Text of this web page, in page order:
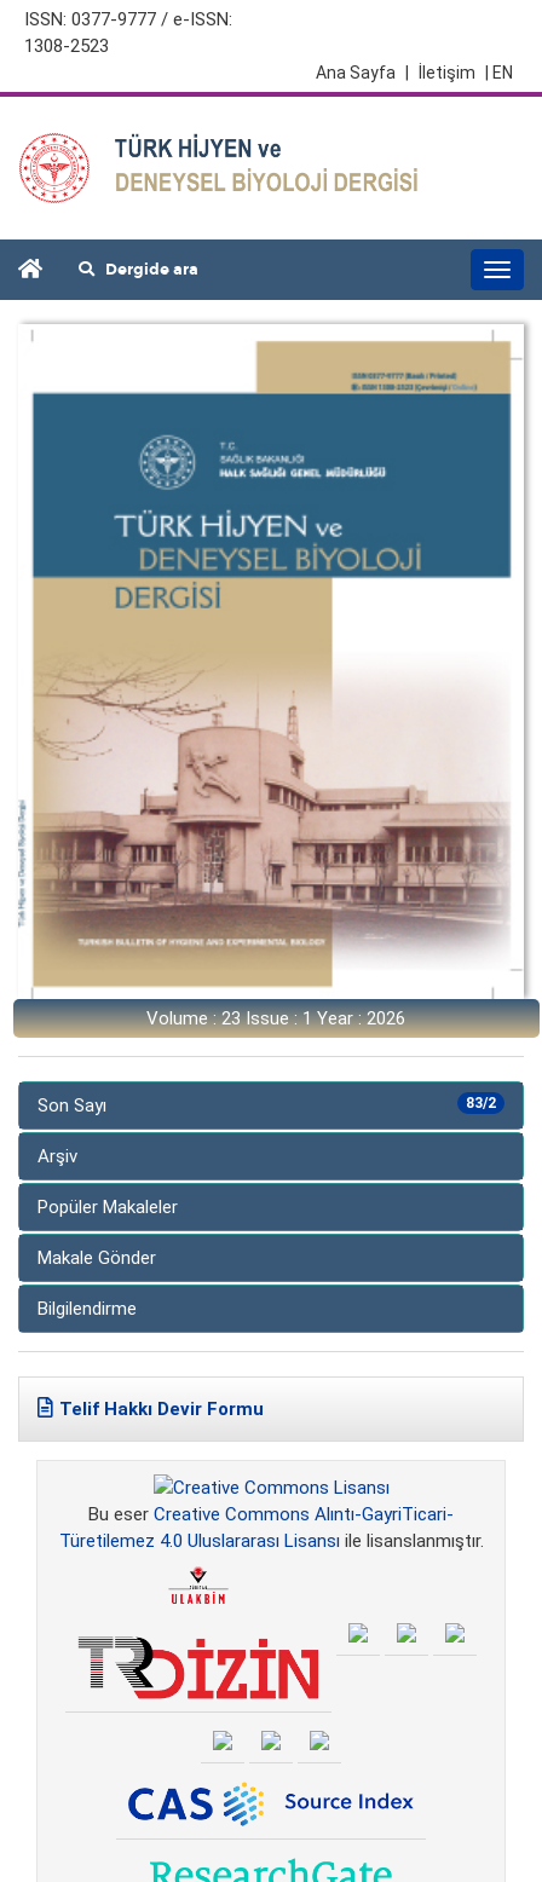
ISSN: 0377-9777 / e-ISSN:
1308-2523
| EN
İletişim
Ana Sayfa
Dergide ara
Volume : 23 Issue : 1 Year : 2026
83/2
Son Sayı
Arşiv
Popüler Makaleler
Makale Gönder
Bilgilendirme
Telif Hakkı Devir Formu
Bu eser Creative Commons Alıntı-GayriTicari-
Türetilemez 4.0 Uluslararası Lisansı ile lisanslanmıştır.